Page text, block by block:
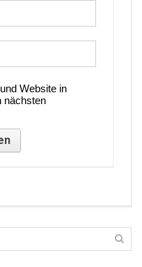
Website in
nächsten